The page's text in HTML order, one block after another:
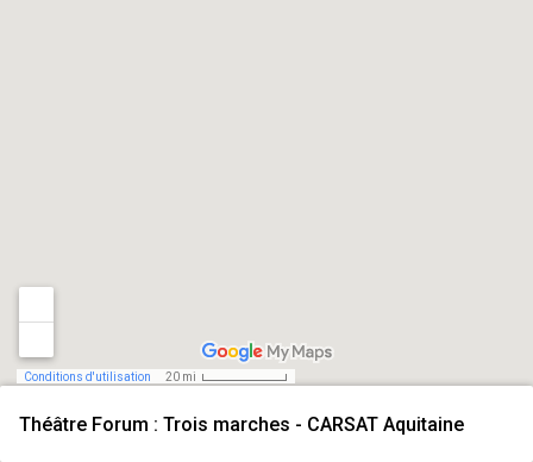
Théâtre Forum : Trois marches - CARSAT Aquitaine
Conditions d'utilisation 20 mi